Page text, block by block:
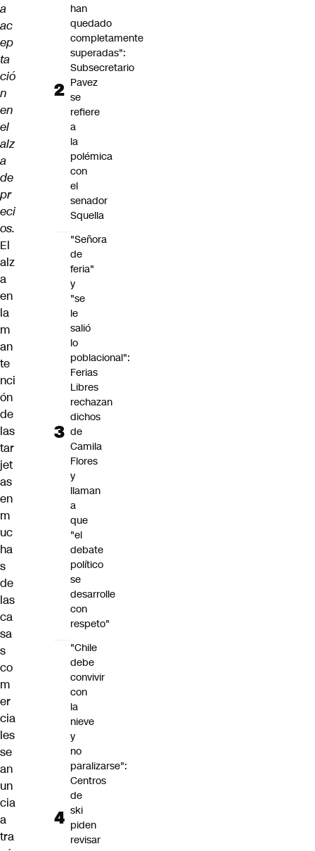
a
ac
ep
ta
ció
n
en
el
alz
a
de
pr
eci
os.
El
alz
a
en
la
m
an
te
nci
ón
de
las
tar
jet
as
en
m
uc
ha
s
de
las
ca
sa
s
co
m
er
cia
les
se
an
un
cia
a
tra
han
quedado
completamente
superadas":
Subsecretario
Pavez
se
refiere
a
la
polémica
con
el
senador
Squella
"Señora
de
feria"
y
"se
le
salió
lo
poblacional":
Ferias
Libres
rechazan
dichos
de
Camila
Flores
y
llaman
a
que
"el
debate
político
se
desarrolle
con
respeto"
"Chile
debe
convivir
con
la
nieve
y
no
paralizarse":
Centros
de
ski
piden
revisar